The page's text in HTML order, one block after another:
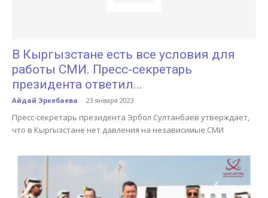
В Кыргызстане есть все условия для
работы СМИ. Пресс-секретарь
президента ответил...
Айдай Эркебаева - 23 января 2023
Пресс-секретарь президента Эрбол Султанбаев утверждает,
что в Кыргызстане нет давления на независимые СМИ